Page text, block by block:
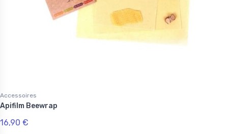
Accessoires
Apifilm Beewrap
16,90 €